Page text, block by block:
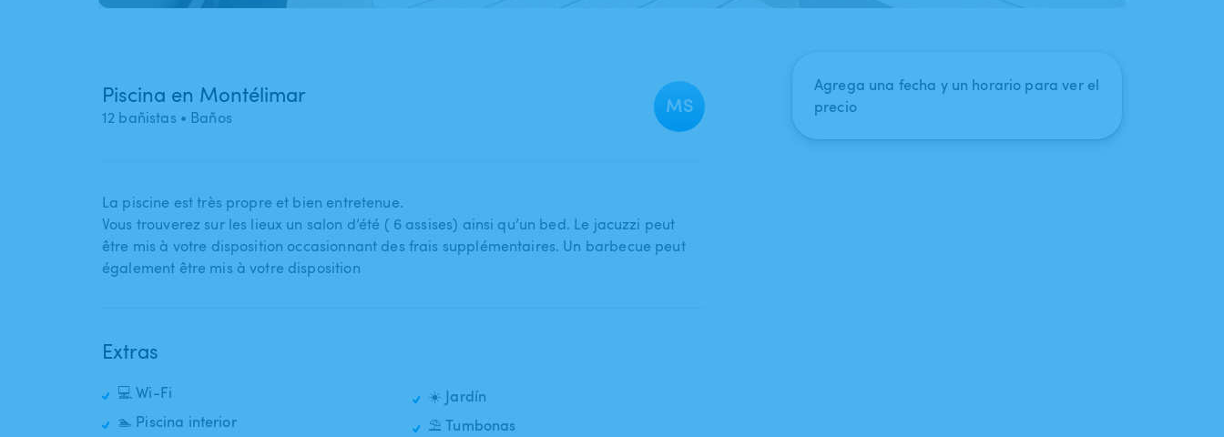
Piscina en Montélimar
12 bañistas • Baños
MS
La piscine est très propre et bien entretenue.
Vous trouverez sur les lieux un salon d’été ( 6 assises) ainsi qu’un bed. Le jacuzzi peut
être mis à votre disposition occasionnant des frais supplémentaires. Un barbecue peut
également être mis à votre disposition
Extras
💻 Wi-Fi
🏊 Piscina interior
☀️ Jardín
⛱️ Tumbonas
Agrega una fecha y un horario para ver el
precio